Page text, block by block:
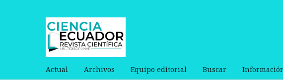
Actual Archivos Equipo editorial Buscar